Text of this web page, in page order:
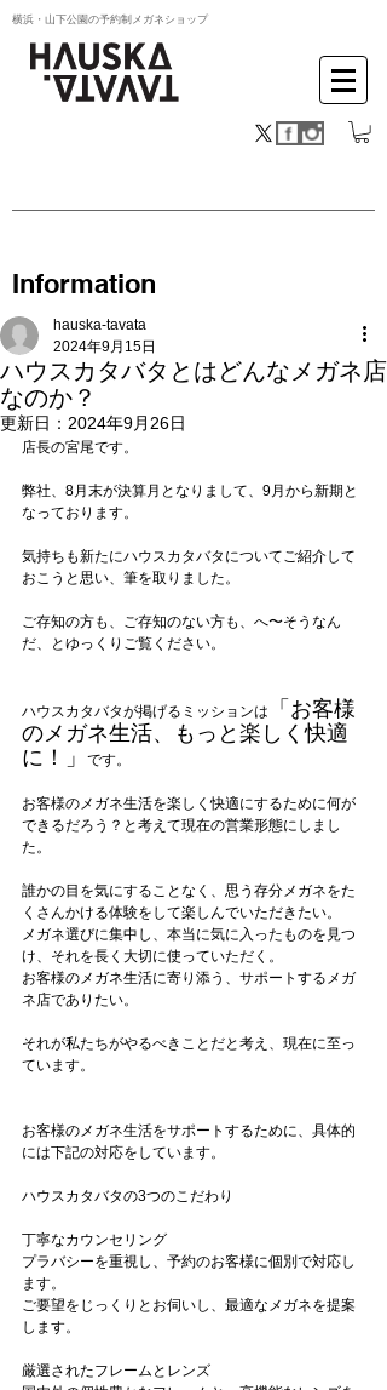
横浜・山下公園の予約制メガネショップ
Information
ハウスカタバタとはどんなメガネ店
なのか？
hauska-tavata
2024年9月15日
更新日： 2024年9月26日
店長の宮尾です。
弊社、8月末が決算月となりまして、9月から新期と
なっております。
気持ちも新たにハウスカタバタについてご紹介して
おこうと思い、筆を取りました。
ご存知の方も、ご存知のない方も、へ〜そうなん
だ、とゆっくりご覧ください。
ハウスカタバタが掲げるミッションは
「お客様
のメガネ生活、もっと楽しく快適
に！」
です。
お客様のメガネ生活を楽しく快適にするために何が
できるだろう？と考えて現在の営業形態にしまし
た。
誰かの目を気にすることなく、思う存分メガネをた
くさんかける体験をして楽しんでいただきたい。
メガネ選びに集中し、本当に気に入ったものを見つ
け、それを長く大切に使っていただく。
お客様のメガネ生活に寄り添う、サポートするメガ
ネ店でありたい。
それが私たちがやるべきことだと考え、現在に至っ
ています。
お客様のメガネ生活をサポートするために、具体的
には下記の対応をしています。
ハウスカタバタの3つのこだわり
丁寧なカウンセリング
プラバシーを重視し、予約のお客様に個別で対応し
ます。
ご要望をじっくりとお伺いし、最適なメガネを提案
します。
厳選されたフレームとレンズ